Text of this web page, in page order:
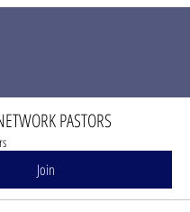
PASTORS
Join